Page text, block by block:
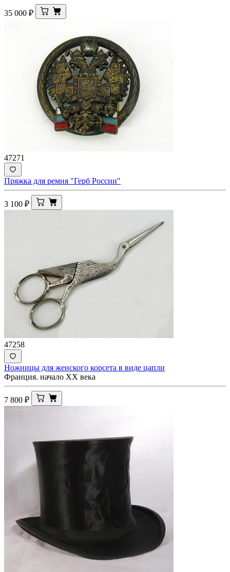
35 000 ₽
47271
Пряжка для ремня "Герб России"
3 100 ₽
47258
Ножницы для женского корсета в виде цапли
Франция. начало ХХ века
7 800 ₽